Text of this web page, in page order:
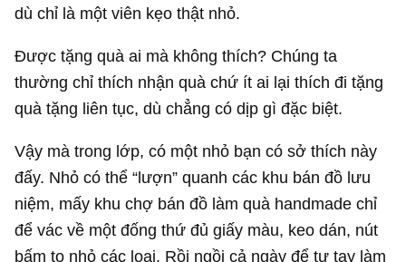
dù chỉ là một viên kẹo thật nhỏ.
Được tặng quà ai mà không thích? Chúng ta
thường chỉ thích nhận quà chứ ít ai lại thích đi tặng
quà tặng liên tục, dù chẳng có dịp gì đặc biệt.
Vậy mà trong lớp, có một nhỏ bạn có sở thích này
đấy. Nhỏ có thể “lượn” quanh các khu bán đồ lưu
niệm, mấy khu chợ bán đồ làm quà handmade chỉ
để vác về một đống thứ đủ giấy màu, keo dán, nút
bấm to nhỏ các loại. Rồi ngồi cả ngày để tự tay làm